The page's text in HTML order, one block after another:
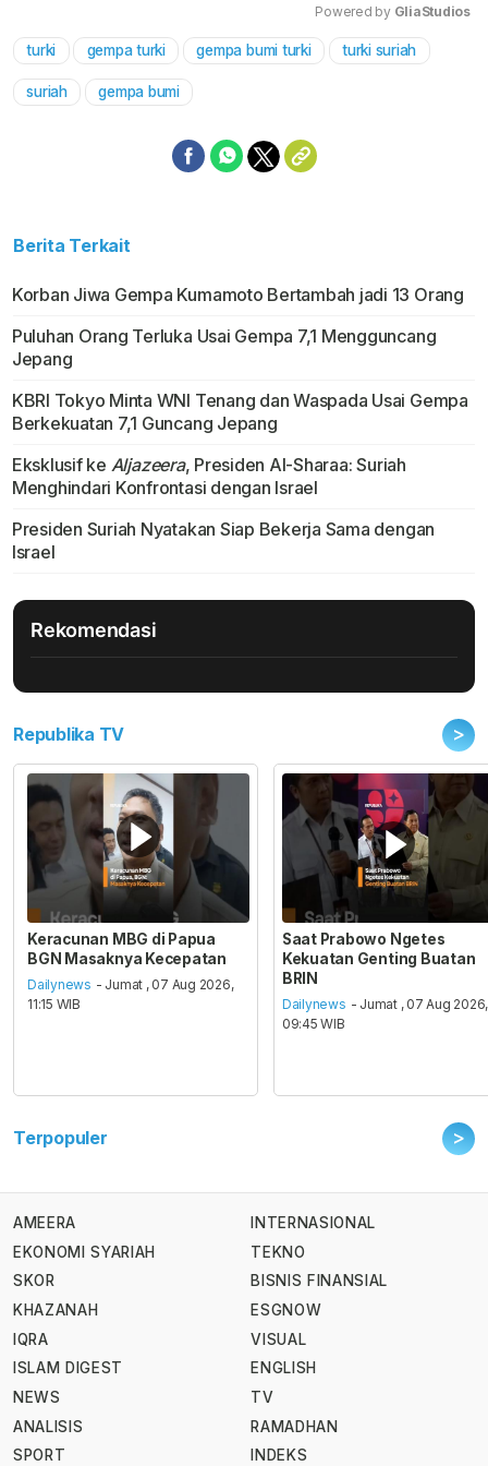
Mute
Powered by GliaStudios
turki gempa turki gempa bumi turki turki suriah
suriah gempa bumi
Berita Terkait
Korban Jiwa Gempa Kumamoto Bertambah jadi 13 Orang
Puluhan Orang Terluka Usai Gempa 7,1 Mengguncang
Jepang
KBRI Tokyo Minta WNI Tenang dan Waspada Usai Gempa
Berkekuatan 7,1 Guncang Jepang
Eksklusif ke Aljazeera, Presiden Al-Sharaa: Suriah
Menghindari Konfrontasi dengan Israel
Presiden Suriah Nyatakan Siap Bekerja Sama dengan
Israel
Rekomendasi
Republika TV >
Keracunan MBG di Papua
BGN Masaknya Kecepatan
Dailynews - Jumat , 07 Aug 2026,
11:15 WIB
Saat Prabowo Ngetes
Kekuatan Genting Buatan
BRIN
Dailynews - Jumat , 07 Aug 2026,
09:45 WIB
Terpopuler >
AMEERA
EKONOMI SYARIAH
SKOR
KHAZANAH
IQRA
ISLAM DIGEST
NEWS
ANALISIS
SPORT
INTERNASIONAL
TEKNO
BISNIS FINANSIAL
ESGNOW
VISUAL
ENGLISH
TV
RAMADHAN
INDEKS